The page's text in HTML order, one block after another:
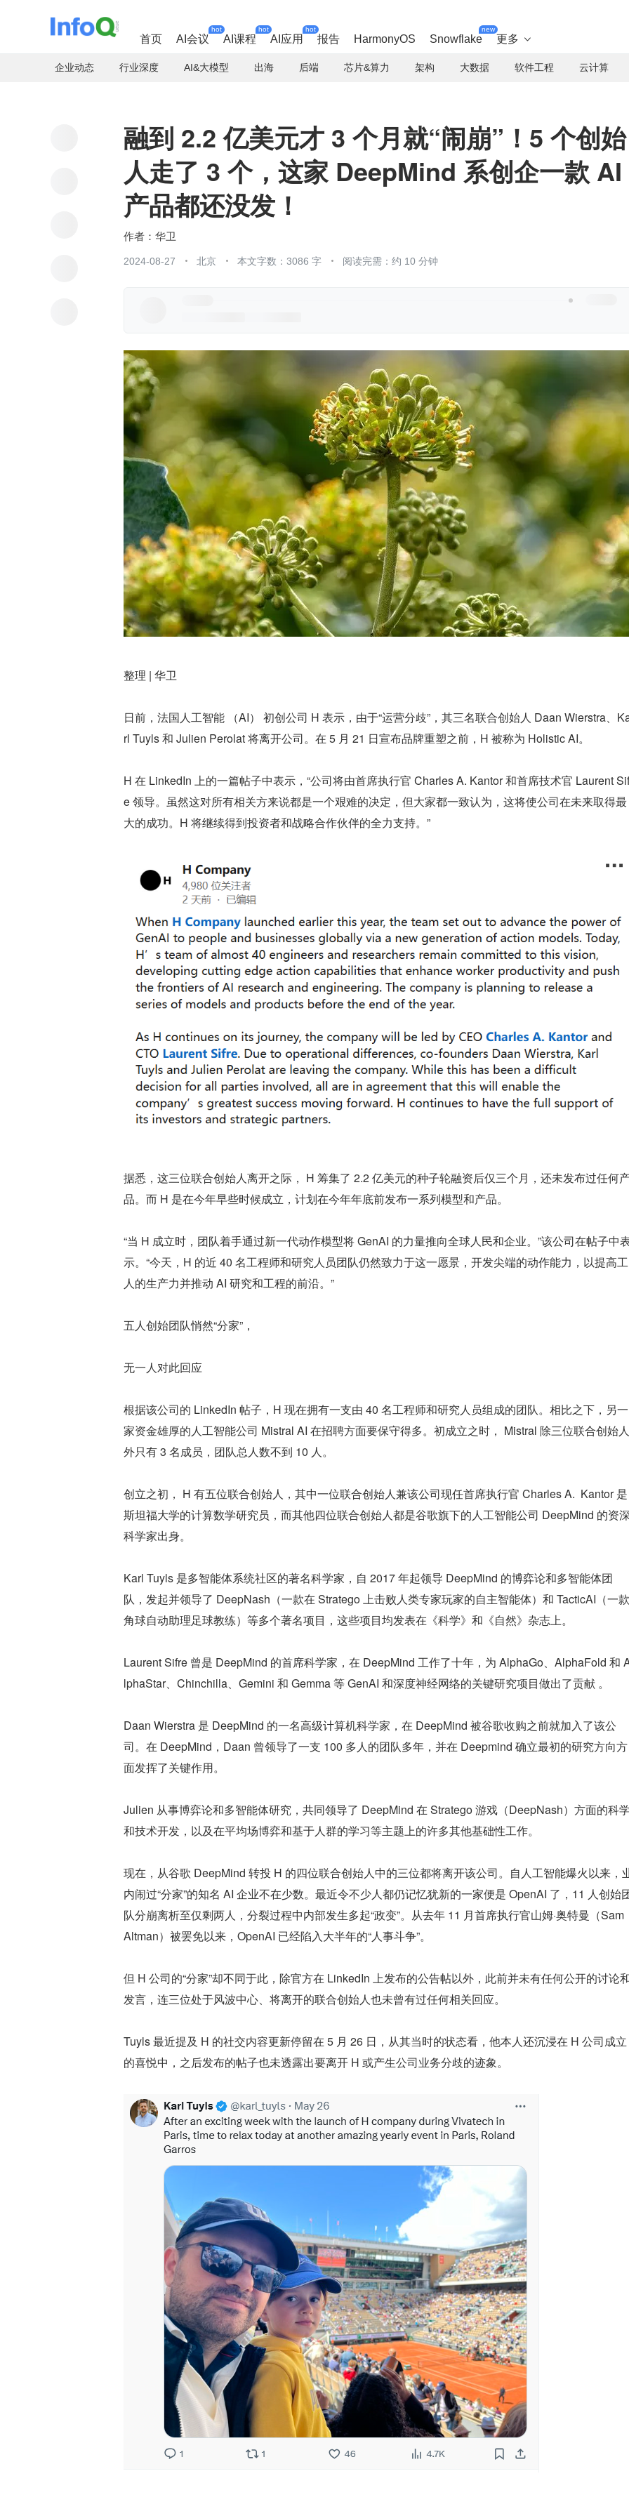
首页 AI会议
hot
AI课程
hot
AI应用
hot
报告 HarmonyOS Snowflake
new
更多 
企业动态 行业深度 AI&大模型 出海 后端 芯片&算力 架构 大数据 软件工程 云计算
融到 2.2 亿美元才 3 个月就“闹崩”！5 个创始
人走了 3 个，这家 DeepMind 系创企一款 AI
产品都还没发！
华卫
2024-08-27 北京 本文字数：3086 字 阅读完需：约 10 分钟
整理 | 华卫
日前，法国人工智能 （AI） 初创公司 H 表示，由于“运营分歧”，其三名联合创始人 Daan Wierstra、
rl Tuyls 和 Julien Perolat 将离开公司。在 5 月 21 日宣布品牌重塑之前，H 被称为 Holistic AI。
H 在 LinkedIn 上的一篇帖子中表示，“公司将由首席执行官 Charles A. Kantor 和首席技术官 Laurent
e 领导。虽然这对所有相关方来说都是一个艰难的决定，但大家都一致认为，这将使公司在未来取得最
大的成功。H 将继续得到投资者和战略合作伙伴的全力支持。”
据悉，这三位联合创始人离开之际， H 筹集了 2.2 亿美元的种子轮融资后仅三个月，还未发布过任何
品。而 H 是在今年早些时候成立，计划在今年年底前发布一系列模型和产品。
“当 H 成立时，团队着手通过新一代动作模型将 GenAI 的力量推向全球人民和企业。”该公司在帖子中
示。“今天，H 的近 40 名工程师和研究人员团队仍然致力于这一愿景，开发尖端的动作能力，以提高工
人的生产力并推动 AI 研究和工程的前沿。”
五人创始团队悄然“分家”，
无一人对此回应
根据该公司的 LinkedIn 帖子，H 现在拥有一支由 40 名工程师和研究人员组成的团队。相比之下，另一
家资金雄厚的人工智能公司 Mistral AI 在招聘方面要保守得多。初成立之时， Mistral 除三位联合创始人
外只有 3 名成员，团队总人数不到 10 人。
创立之初， H 有五位联合创始人，其中一位联合创始人兼该公司现任首席执行官 Charles A.  Kantor 是
斯坦福大学的计算数学研究员，而其他四位联合创始人都是谷歌旗下的人工智能公司 DeepMind 的资
科学家出身。
Karl Tuyls 是多智能体系统社区的著名科学家，自 2017 年起领导 DeepMind 的博弈论和多智能体团
队，发起并领导了 DeepNash（一款在 Stratego 上击败人类专家玩家的自主智能体）和 TacticAI（一款
角球自动助理足球教练）等多个著名项目，这些项目均发表在《科学》和《自然》杂志上。
Laurent Sifre 曾是 DeepMind 的首席科学家，在 DeepMind 工作了十年，为 AlphaGo、AlphaFold 和
lphaStar、Chinchilla、Gemini 和 Gemma 等 GenAI 和深度神经网络的关键研究项目做出了贡献 。
Daan Wierstra 是 DeepMind 的一名高级计算机科学家，在 DeepMind 被谷歌收购之前就加入了该公
司。在 DeepMind，Daan 曾领导了一支 100 多人的团队多年，并在 Deepmind 确立最初的研究方向方
面发挥了关键作用。
Julien 从事博弈论和多智能体研究，共同领导了 DeepMind 在 Stratego 游戏（DeepNash）方面的科
和技术开发，以及在平均场博弈和基于人群的学习等主题上的许多其他基础性工作。
现在，从谷歌 DeepMind 转投 H 的四位联合创始人中的三位都将离开该公司。自人工智能爆火以来，
内闹过“分家”的知名 AI 企业不在少数。最近令不少人都仍记忆犹新的一家便是 OpenAI 了，11 人创始
队分崩离析至仅剩两人，分裂过程中内部发生多起“政变”。从去年 11 月首席执行官山姆·奥特曼（Sam
Altman）被罢免以来，OpenAI 已经陷入大半年的“人事斗争”。
但 H 公司的“分家”却不同于此，除官方在 LinkedIn 上发布的公告帖以外，此前并未有任何公开的讨论
发言，连三位处于风波中心、将离开的联合创始人也未曾有过任何相关回应。
Tuyls 最近提及 H 的社交内容更新停留在 5 月 26 日，从其当时的状态看，他本人还沉浸在 H 公司成立
的喜悦中，之后发布的帖子也未透露出要离开 H 或产生公司业务分歧的迹象。